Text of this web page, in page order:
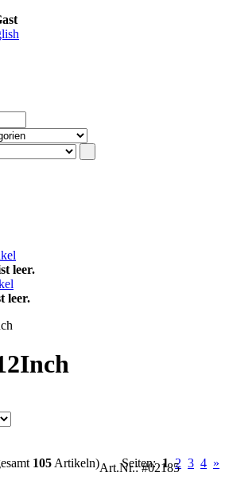
leer.
leer.
105 Artikeln) Seiten:1 2 3 4 »
Art.Nr.: #02185